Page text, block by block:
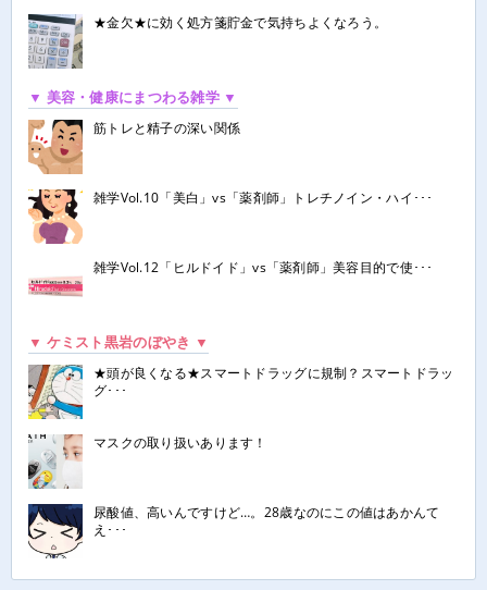
★金欠★に効く処方箋貯金で気持ちよくなろう。
▼ 美容・健康にまつわる雑学 ▼
筋トレと精子の深い関係
雑学Vol.10「美白」vs「薬剤師」トレチノイン・ハイ･･･
雑学Vol.12「ヒルドイド」vs「薬剤師」美容目的で使･･･
▼ ケミスト黒岩のぼやき ▼
★頭が良くなる★スマートドラッグに規制？スマートドラッ
グ･･･
マスクの取り扱いあります！
尿酸値、高いんですけど…。28歳なのにこの値はあかんて
え･･･